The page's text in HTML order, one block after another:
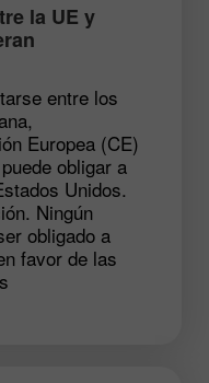
la UE y
entre los
Europea (CE)
obligar a
Unidos.
Ningún
obligado a
favor de las